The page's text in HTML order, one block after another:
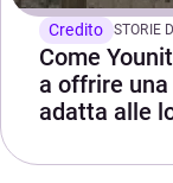
Credito STORIE
Come
a offrire
adatta alle